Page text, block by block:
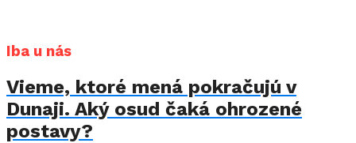
Iba u nás
Vieme, ktoré mená pokračujú v
Dunaji. Aký osud čaká ohrozené
postavy?